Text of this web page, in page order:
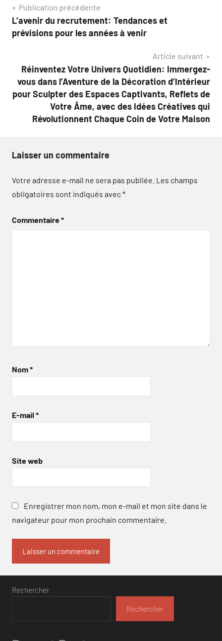
Navigation
de
Publication précédente
L’avenir du recrutement: Tendances et
prévisions pour les années à venir
Article suivant
Réinventez Votre Univers Quotidien: Immergez-
vous dans l’Aventure de la Décoration d’Intérieur
pour Sculpter des Espaces Captivants, Reflets de
Votre Âme, avec des Idées Créatives qui
Révolutionnent Chaque Coin de Votre Maison
Laisser un commentaire
Votre adresse e-mail ne sera pas publiée. Les champs
obligatoires sont indiqués avec*
Commentaire*
Nom*
E-mail *
Site web
Enregistrer mon nom, mon e-mail et mon site dans le
navigateur pour mon prochain commentaire.
Rechercher
Rechercher